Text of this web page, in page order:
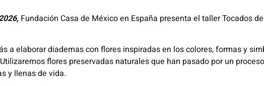
Fundación Casa de México en España presenta el taller Tocados
a elaborar diademas con flores inspiradas en los colores, formas y
flores preservadas naturales que han pasado por un
y llenas de vida.